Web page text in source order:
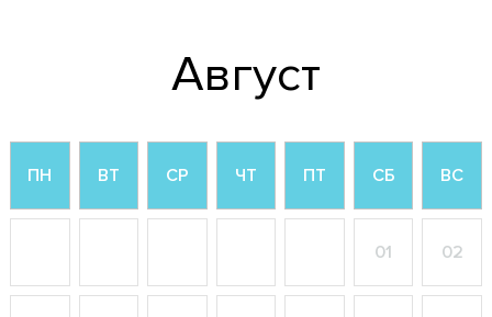
Август
ПН ВТ СР ЧТ ПТ СБ ВС
01 02